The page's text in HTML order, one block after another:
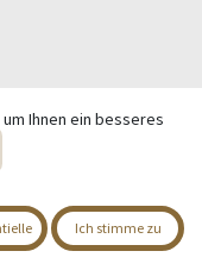
Ihnen ein besseres
Ich stimme zu